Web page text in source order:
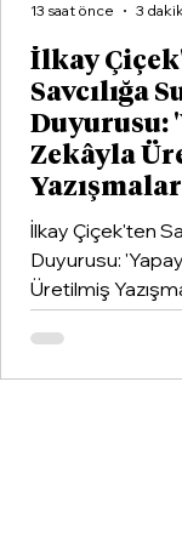
İlkay
Savcılığa
Duyurusu:
Zekâyla
İlkay Çiçek'ten
Duyurusu:
Üretilmiş
13 saat önce